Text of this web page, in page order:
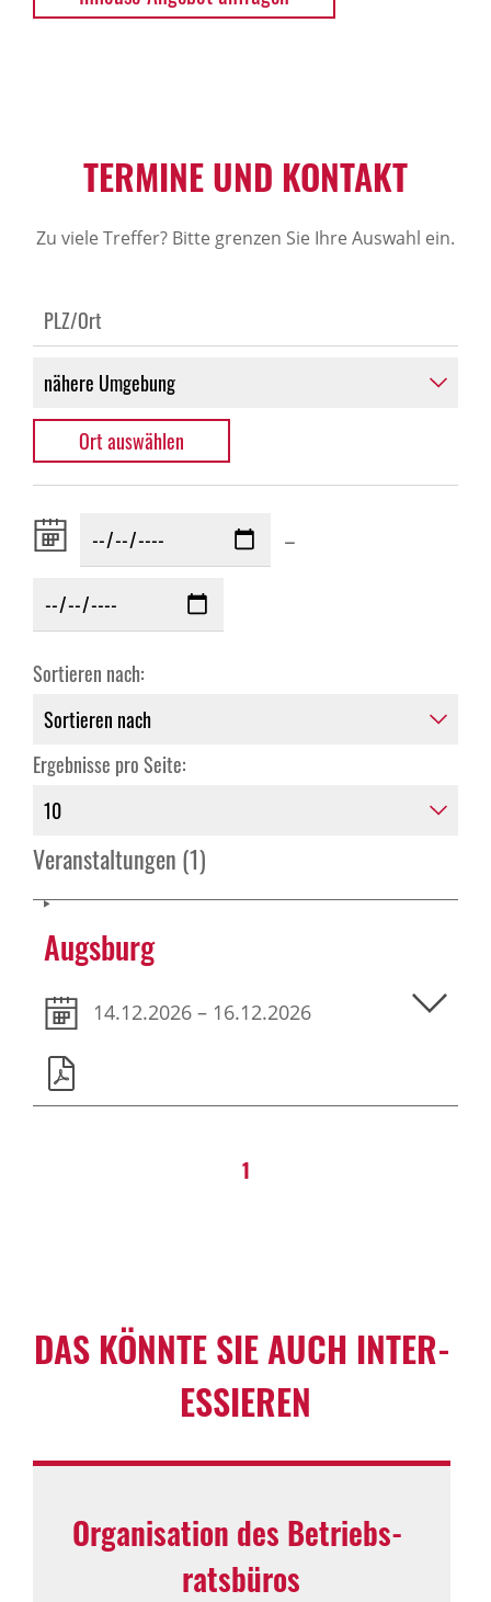
TERMINE UND KONTAKT
Zu viele Treffer? Bitte grenzen Sie Ihre Auswahl ein.
Zeitraum
von:
–
Sortieren nach:
Ergebnisse pro Seite:
Veranstaltungen (1)
Augsburg
14.12.2026 – 16.12.2026
1
DAS KÖNNTE SIE AUCH INTER­
ES­SIEREN
Orga­ni­sa­tion des Betriebs­
rats­büros